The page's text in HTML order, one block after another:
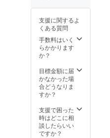
ご注文
状況、
使用部
材の供
給状
況、製
合等に
より出
荷時期
があり
ます。
販売予
より下
がる可
能性も
ござい
ます。
の製品
につき
まして
は、デ
ン・仕
様が一
部変更
になる
支援に関するよ
くある質問
手数料はいく
らかかります
か？
目標金額に届
かなかった場
合どうなりま
すか？
支援で困った
時はどこに相
談したらいい
ですか？